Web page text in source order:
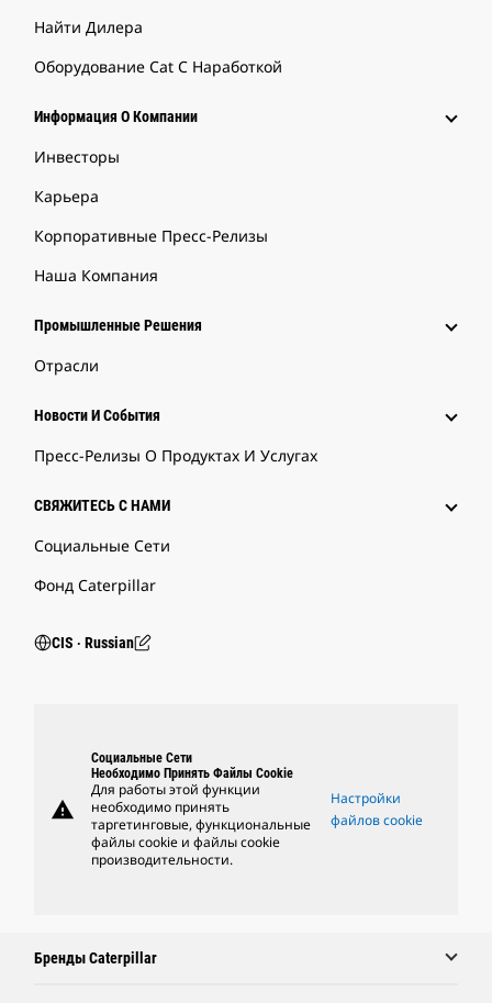
Найти Дилера
Оборудование Cat С Наработкой
Информация О Компании
Инвесторы
Карьера
Корпоративные Пресс-Релизы
Наша Компания
Промышленные Решения
Отрасли
Новости И События
Пресс-Релизы О Продуктах И Услугах
СВЯЖИТЕСЬ С НАМИ
Социальные Сети
Фонд Caterpillar
CIS ‧ Russian
warning
Социальные Сети
Необходимо Принять Файлы Cookie
Для работы этой функции
необходимо принять
таргетинговые, функциональные
файлы cookie и файлы cookie
производительности.
Настройки
файлов cookie
Бренды Caterpillar